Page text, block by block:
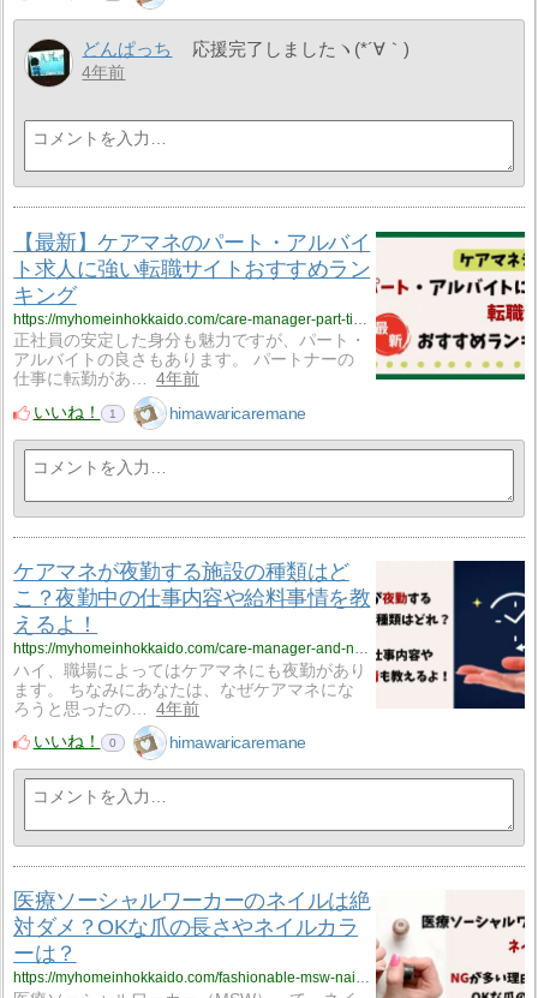
どんぱっち 応援完了しましたヽ(*´∀｀)
4年前
【最新】ケアマネのパート・アルバイ
ト求人に強い転職サイトおすすめラン
キング
https://myhomeinhokkaido.com/care-manager-part-time-job-2022619-job-site-ranking/
正社員の安定した身分も魅力ですが、パート・
アルバイトの良さもあります。 パートナーの
仕事に転勤があ…
4年前
いいね！
1 himawaricaremane
ケアマネが夜勤する施設の種類はど
こ？夜勤中の仕事内容や給料事情を教
えるよ！
https://myhomeinhokkaido.com/care-manager-and-night-shift-2022616/
ハイ、職場によってはケアマネにも夜勤があり
ます。 ちなみにあなたは、なぜケアマネにな
ろうと思ったの…
4年前
いいね！
0 himawaricaremane
医療ソーシャルワーカーのネイルは絶
対ダメ？OKな爪の長さやネイルカラ
ーは？
https://myhomeinhokkaido.com/fashionable-msw-nails-are-possible/